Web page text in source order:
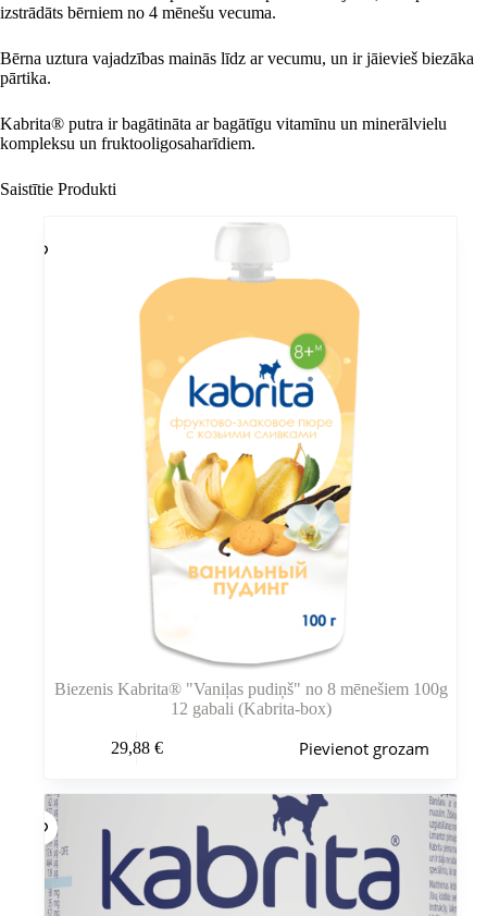
izstrādāts bērniem no 4 mēnešu vecuma.
Bērna uztura vajadzības mainās līdz ar vecumu, un ir jāievieš biezāka
pārtika.
Kabrita® putra ir bagātināta ar bagātīgu vitamīnu un minerālvielu
kompleksu un fruktooligosaharīdiem.
Saistītie Produkti
Biezenis Kabrita® "Vaniļas pudiņš" no 8 mēnešiem 100g
12 gabali (Kabrita-box)
29,88 € Pievienot grozam